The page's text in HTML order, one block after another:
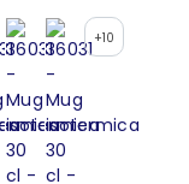
+10